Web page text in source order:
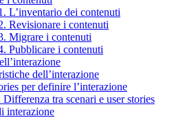
L’inventario dei contenuti
Revisionare i contenuti
Migrare i contenuti
Pubblicare i contenuti
dell’interazione
per definire l’interazione
Differenza tra scenari e user stories
interazione